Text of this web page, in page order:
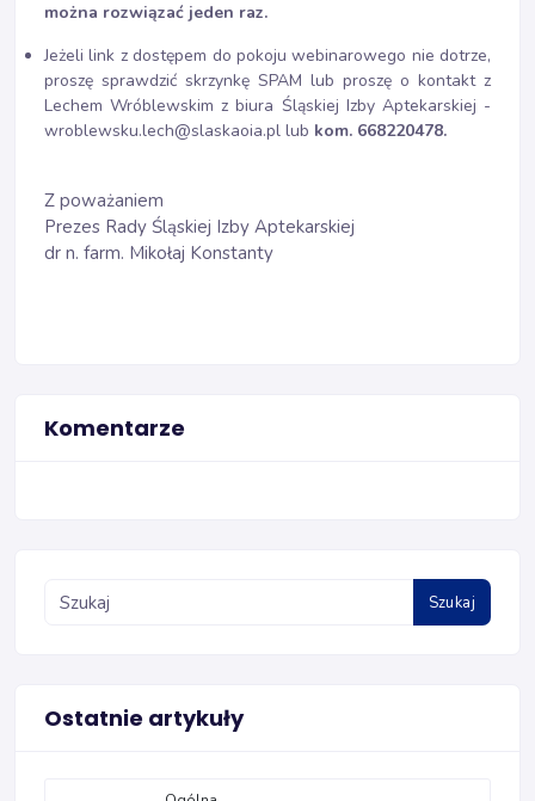
można rozwiązać jeden raz.
Jeżeli link z dostępem do pokoju webinarowego nie dotrze,
proszę sprawdzić skrzynkę SPAM lub proszę o kontakt z
Lechem Wróblewskim z biura Śląskiej Izby Aptekarskiej -
wroblewsku.lech@slaskaoia.pl lub kom. 668220478.
Z poważaniem
Prezes Rady Śląskiej Izby Aptekarskiej
dr n. farm. Mikołaj Konstanty
Komentarze
Szukaj
Ostatnie artykuły